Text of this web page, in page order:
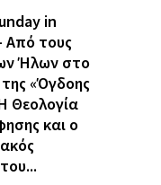
in
Από τους
Ήλων στο
«Όγδοης
Θεολογία
και ο